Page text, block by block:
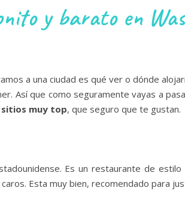
y barato en
a una ciudad es qué ver o dónde
Así que como seguramente vayas a
sitios muy top, que seguro que te gustan.
Es un restaurante de
Esta muy bien, recomendado para